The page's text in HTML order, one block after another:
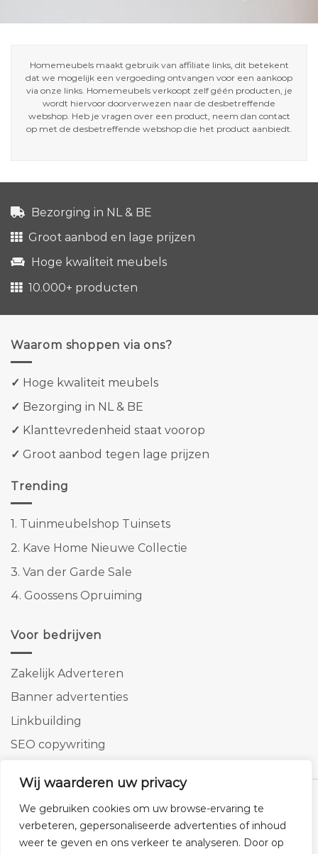
Wij waarderen uw privacy
We gebruiken cookies om uw browse-ervaring te
verbeteren, gepersonaliseerde advertenties of inhoud
weer te geven en ons verkeer te analyseren. Door op
Homemeubels maakt gebruik van affiliate links, dit betekent
dat we mogelijk een vergoeding ontvangen voor een aankoop
via onze links. Homemeubels verkoopt zelf géén producten, je
wordt hiervoor doorverwezen naar de desbetreffende
webshop. Heb je vragen over een product, neem dan contact
op met de desbetreffende webshop die het product aanbiedt.
Bezorging in NL & BE
Groot aanbod en lage prijzen
Hoge kwaliteit meubels
10.000+ producten
Waarom shoppen via ons?
✓ Hoge kwaliteit meubels
✓ Bezorging in NL & BE
✓ Klanttevredenheid staat voorop
✓ Groot aanbod tegen lage prijzen
Trending
1. Tuinmeubelshop Tuinsets
2. Kave Home Nieuwe Collectie
3. Van der Garde Sale
4. Goossens Opruiming
Voor bedrijven
Zakelijk Adverteren
Banner advertenties
Linkbuilding
SEO copywriting
Klantenservice Cookies Privacybeleid Disclaimer